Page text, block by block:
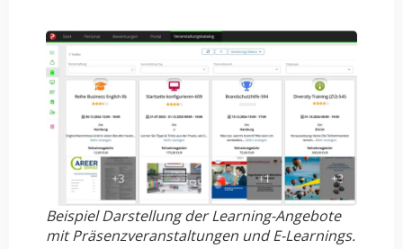
Beispiel Darstellung der Learning-Angebote
mit Präsenzveranstaltungen und E-Learnings.